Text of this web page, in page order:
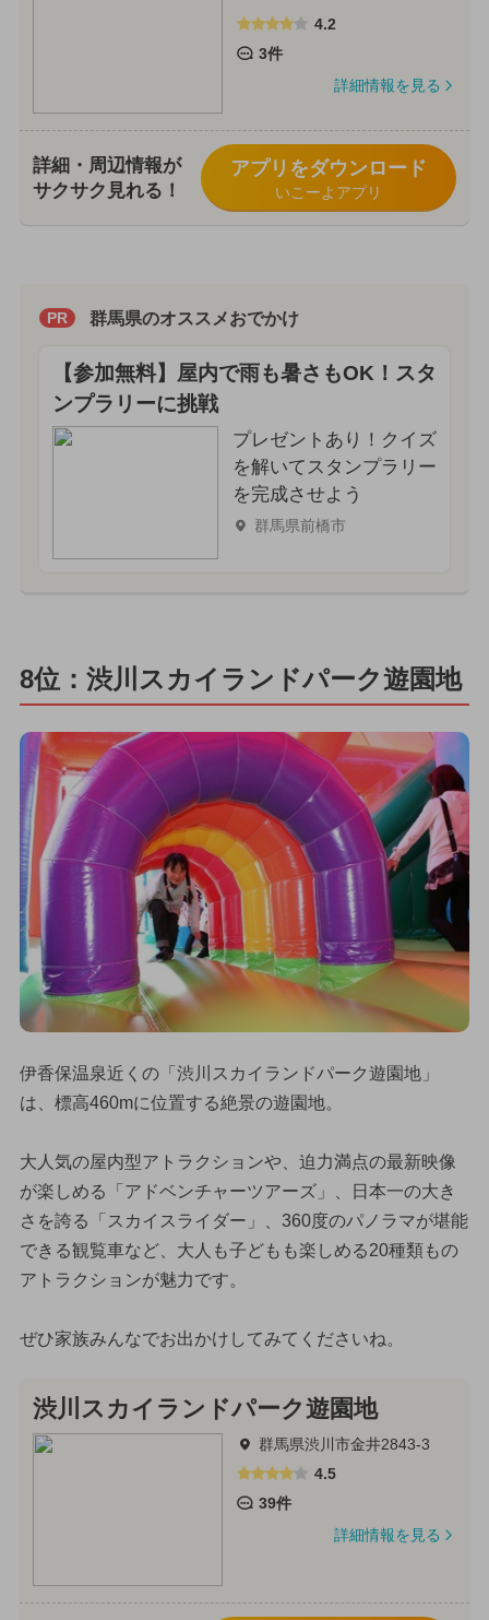
4.2
3件
詳細情報を見る
詳細・周辺情報が
サクサク見れる！
アプリをダウンロード
いこーよアプリ
PR 群馬県のオススメおでかけ
【参加無料】屋内で雨も暑さもOK！スタ
ンプラリーに挑戦
プレゼントあり！クイズ
を解いてスタンプラリー
を完成させよう
群馬県前橋市
8位：渋川スカイランドパーク遊園地
伊香保温泉近くの「渋川スカイランドパーク遊園地」
は、標高460mに位置する絶景の遊園地。
大人気の屋内型アトラクションや、迫力満点の最新映像
が楽しめる「アドベンチャーツアーズ」、日本一の大き
さを誇る「スカイスライダー」、360度のパノラマが堪能
できる観覧車など、大人も子どもも楽しめる20種類もの
アトラクションが魅力です。
ぜひ家族みんなでお出かけしてみてくださいね。
渋川スカイランドパーク遊園地
群馬県渋川市金井2843-3
4.5
39件
詳細情報を見る